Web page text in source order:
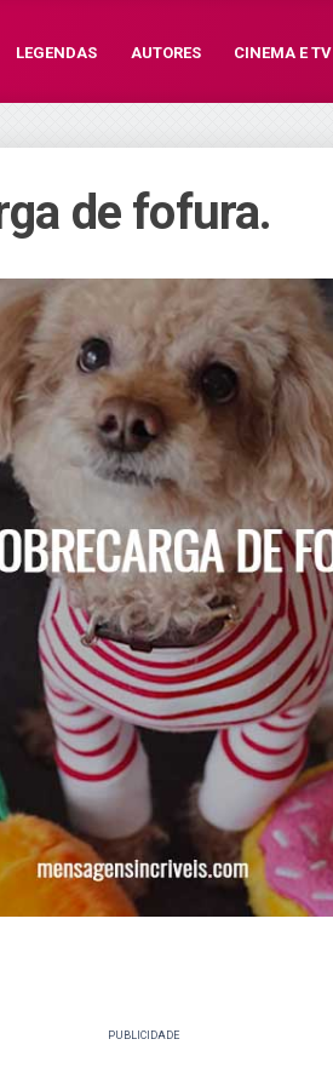
LEGENDAS AUTORES CINEMA E TV
de fofura.
PUBLICIDADE